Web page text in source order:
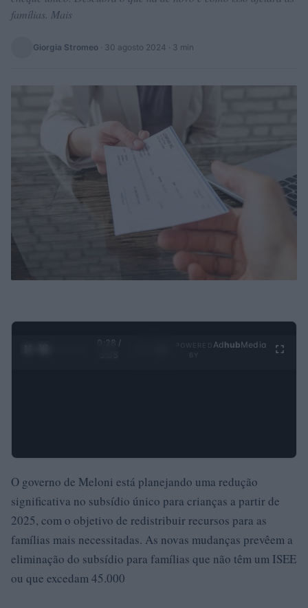
famílias. Mais
Giorgia Stromeo · 30 agosto 2024 · 3 min
0:28 /
Ad hubMedia
O governo de Meloni está planejando uma redução
significativa no subsídio único para crianças a partir de
2025, com o objetivo de redistribuir recursos para as
famílias mais necessitadas. As novas mudanças prevêem a
eliminação do subsídio para famílias que não têm um ISEE
ou que excedam 45.000